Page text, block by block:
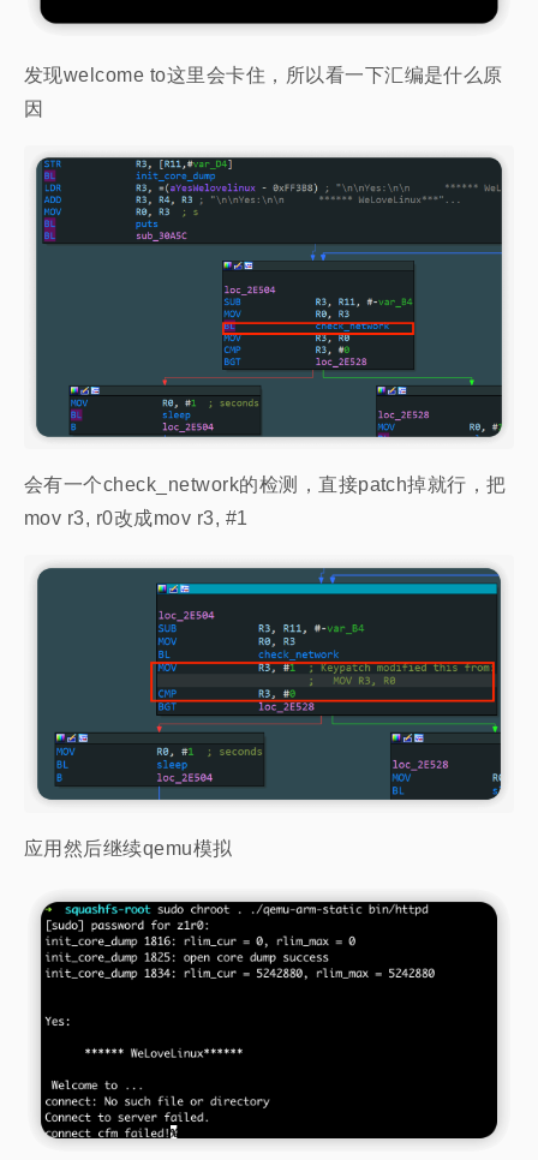
发现welcome to这里会卡住，所以看一下汇编是什么原
因
会有一个check_network的检测，直接patch掉就行，把
mov r3, r0改成mov r3, #1
应用然后继续qemu模拟